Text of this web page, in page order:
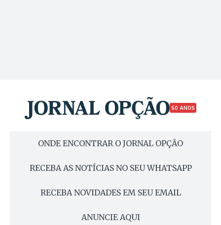
50 ANOS
ONDE ENCONTRAR O JORNAL OPÇÃO
RECEBA AS NOTÍCIAS NO SEU WHATSAPP
RECEBA NOVIDADES EM SEU EMAIL
ANUNCIE AQUI